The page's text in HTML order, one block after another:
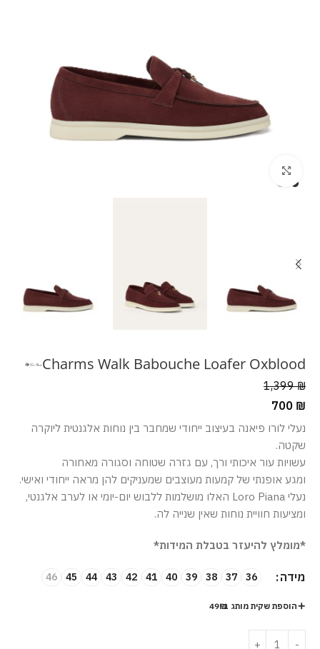
Charms Walk Babouche Loafer Oxblood
1,399₪
700 ₪
נעלי לורו פיאנה בעיצוב ייחודי שמחבר בין נוחות אלגנטית ליוקרה
שקטה.
עשויות עור איכותי ורך, עם גזרה שטוחה וסגורה מאחורה
ומגע אופנתי של קמעות מעוצבים שמעניקים להן מראה ייחודי ואישי.
נעלי Loro Piana האלו מושלמות ללבוש יום-יומי או לערב אלגנטי,
ומציעות חוויית נוחות שאין שנייה לה.
*מומלץ להיעזר בטבלת המידות*
מידה 36
37
38
39
40
41
42
43
44
45
46
הוספת שקית מותג ב-49₪